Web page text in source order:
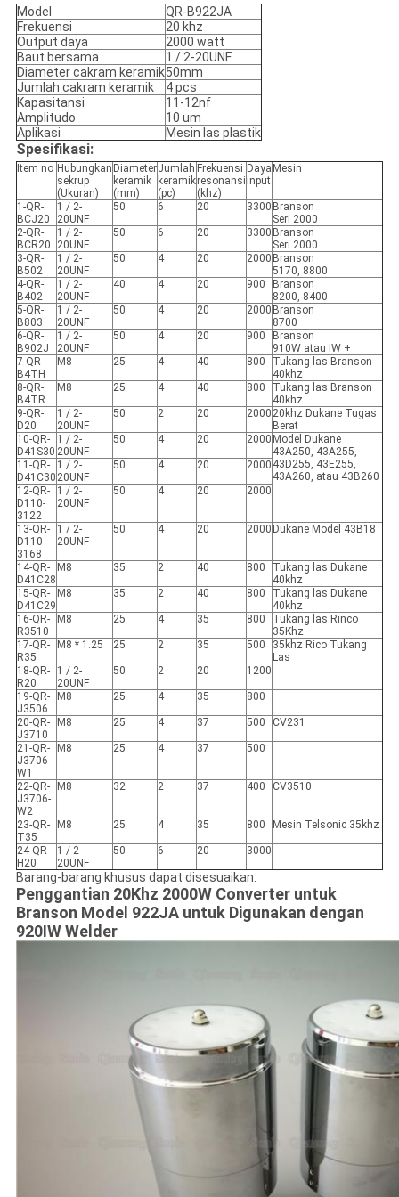
Model
QR-B922JA
Frekuensi
20 khz
Output daya
2000 watt
Baut bersama
1 / 2-20UNF
Diameter cakram keramik50mm
Jumlah cakram keramik
4 pcs
Kapasitansi
11-12nf
Amplitudo
10 um
Aplikasi
Mesin las plastik
Spesifikasi:
Item no Hubungkan
sekrup
(Ukuran)
Diameter
keramik
(mm)
Jumlah
keramik
(pc)
Frekuensi
resonansi
(khz)
Daya
input
Mesin
1-QR-
BCJ20
1 / 2-
20UNF
50 6 20 3300 Branson
Seri 2000
2-QR-
BCR20
1 / 2-
20UNF
50 6 20 3300 Branson
Seri 2000
3-QR-
B502
1 / 2-
20UNF
50 4 20 2000 Branson
5170, 8800
4-QR-
B402
1 / 2-
20UNF
40 4 20 900
Branson
8200, 8400
5-QR-
B803
1 / 2-
20UNF
50 4 20 2000 Branson
8700
6-QR-
B902J
1 / 2-
20UNF
50 4 20 900
Branson
910W atau IW +
7-QR-
B4TH
M8 25 4 40 800
Tukang las Branson
40khz
8-QR-
B4TR
M8 25 4 40 800
Tukang las Branson
40khz
9-QR-
D20
1 / 2-
20UNF
50 2 20 2000 20khz Dukane Tugas
Berat
10-QR-
D41S30
1 / 2-
20UNF
50 4 20 2000 Model Dukane
43A250, 43A255,
43D255, 43E255,
43A260, atau 43B260
11-QR-
D41C30
1 / 2-
20UNF
50 4 20 2000
12-QR-
D110-
3122
1 / 2-
20UNF
50 4 20 2000
13-QR-
D110-
3168
1 / 2-
20UNF
50 4 20 2000 Dukane Model 43B18
14-QR-
D41C28
M8 35 2 40 800
Tukang las Dukane
40khz
15-QR-
D41C29
M8 35 2 40 800
Tukang las Dukane
40khz
16-QR-
R3510
M8 25 4 35 800
Tukang las Rinco
35Khz
17-QR-
R35
M8 * 1.25 25 2 35 500
35khz Rico Tukang
Las
18-QR-
R20
1 / 2-
20UNF
50 2 20 1200
19-QR-
J3506
M8 25 4 35 800
20-QR-
J3710
M8 25 4 37 500 CV231
21-QR-
J3706-
W1
M8 25 4 37 500
22-QR-
J3706-
W2
M8 32 2 37 400 CV3510
23-QR-
T35
M8 25 4 35 800 Mesin Telsonic 35khz
24-QR-
H20
1 / 2-
20UNF
50 6 20 3000
Barang-barang khusus dapat disesuaikan.
Penggantian 20Khz 2000W Converter untuk
Branson Model 922JA untuk Digunakan dengan
920IW Welder